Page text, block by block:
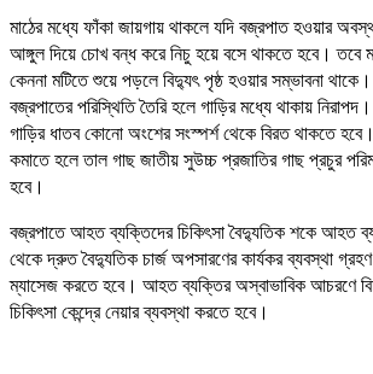
মাঠের মধ্যে ফাঁকা জায়গায় থাকলে যদি বজ্রপাত হওয়ার
আঙ্গুল দিয়ে চোখ বন্ধ করে নিচু হয়ে বসে থাকতে হবে। তবে
কেননা মটিতে শুয়ে পড়লে বিদ্যুৎ পৃষ্ঠ হওয়ার সম্ভাবনা
বজ্রপাতের পরিস্থিতি তৈরি হলে গাড়ির মধ্যে থাকায়
গাড়ির ধাতব কোনো অংশের সংস্পর্শ থেকে বিরত থাকতে
কমাতে হলে তাল গাছ জাতীয় সুউচ্চ প্রজাতির গাছ প্রচুর
হবে।
বজ্রপাতে আহত ব্যক্তিদের চিকিৎসা বৈদ্যুতিক শকে আহত
থেকে দ্রুত বৈদ্যুতিক চার্জ অপসারণের কার্যকর ব্যবস্থা
ম্যাসেজ করতে হবে। আহত ব্যক্তির অস্বাভাবিক আচরণে
চিকিৎসা কেন্দ্রে নেয়ার ব্যবস্থা করতে হবে।